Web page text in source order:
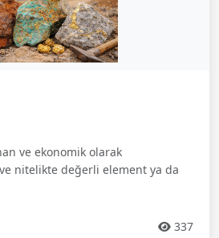
ve ekonomik olarak
nitelikte değerli element ya da
337